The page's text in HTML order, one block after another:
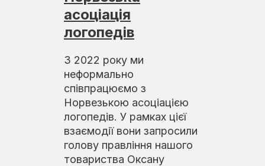
асоціація
логопедів
З 2022 року ми
неформально
співпрацюємо з
Норвезькою асоціацією
логопедів. У рамках цієї
взаємодії вони запросили
голову правління нашого
товариства Оксану